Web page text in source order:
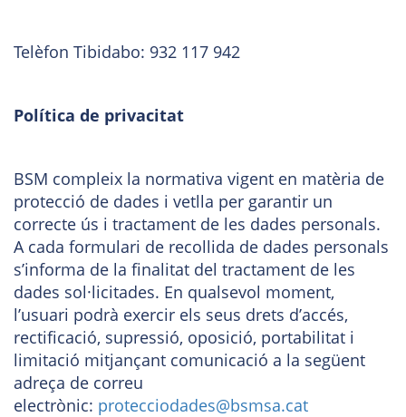
Telèfon Tibidabo: 932 117 942
Política de privacitat
BSM compleix la normativa vigent en matèria de
protecció de dades i vetlla per garantir un
correcte ús i tractament de les dades personals.
A cada formulari de recollida de dades personals
s’informa de la finalitat del tractament de les
dades sol·licitades. En qualsevol moment,
l’usuari podrà exercir els seus drets d’accés,
rectificació, supressió, oposició, portabilitat i
limitació mitjançant comunicació a la següent
adreça de correu
electrònic: protecciodades@bsmsa.cat